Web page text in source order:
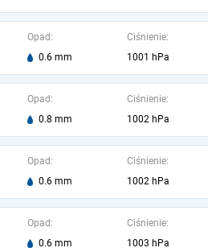
Opad:
0.6 mm
Ciśnienie:
1001 hPa
Opad:
0.8 mm
Ciśnienie:
1002 hPa
Opad:
0.6 mm
Ciśnienie:
1002 hPa
Opad:
0.6 mm
Ciśnienie:
1003 hPa